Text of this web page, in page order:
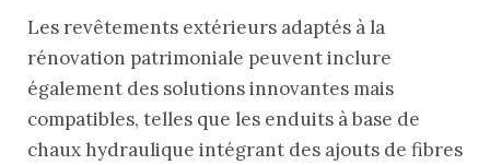
Les revêtements extérieurs adaptés à la
rénovation patrimoniale peuvent inclure
également des solutions innovantes mais
compatibles, telles que les enduits à base de
chaux hydraulique intégrant des ajouts de fibres